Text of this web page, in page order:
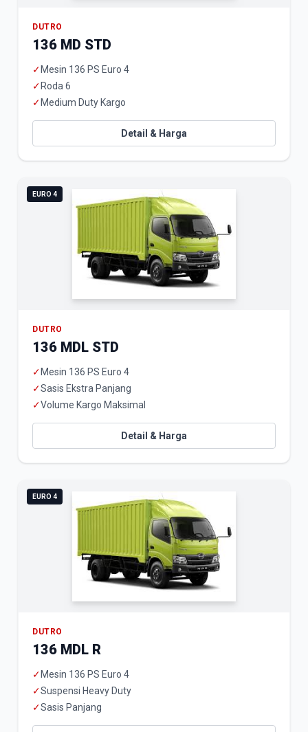
DUTRO
136 MD STD
✓ Mesin 136 PS Euro 4
✓ Roda 6
✓ Medium Duty Kargo
Detail & Harga
EURO 4
DUTRO
136 MDL STD
✓ Mesin 136 PS Euro 4
✓Sasis Ekstra Panjang
✓Volume Kargo Maksimal
Detail & Harga
EURO 4
DUTRO
136 MDL R
✓ Mesin 136 PS Euro 4
✓Suspensi Heavy Duty
✓Sasis Panjang